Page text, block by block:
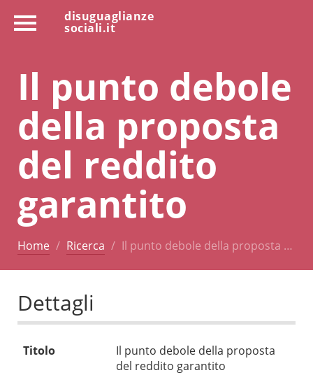
disuguaglianze
sociali.it
Il punto debole
della proposta
del reddito
garantito
Home Ricerca Il punto debole della proposta …
Dettagli
Titolo
Il punto debole della proposta
del reddito garantito